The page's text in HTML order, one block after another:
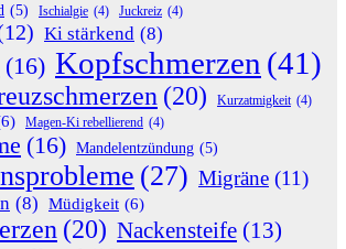
(5) Ischialgie (4) Juckreiz (4)
Ki stärkend (8)
(16) Kopfschmerzen (41)
(20) Kurzatmigkeit (4)
Magen-Ki rebellierend (4)
(16) Mandelentzündung (5)
(27) Migräne (11)
(8) Müdigkeit (6)
(20) Nackensteife (13)